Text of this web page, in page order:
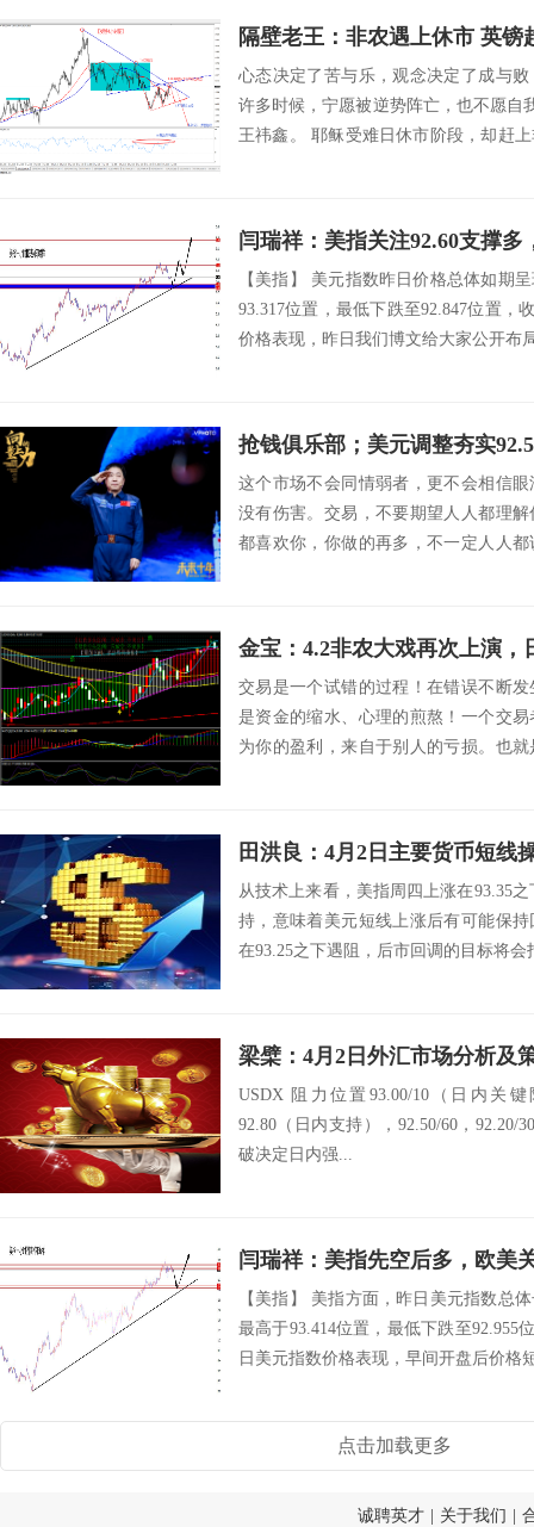
隔壁老王：非农遇上休市 英镑
心态决定了苦与乐，观念决定了成与
许多时候，宁愿被逆势阵亡，也不愿自
王祎鑫。 耶稣受难日休市阶段，却赶
闫瑞祥：美指关注92.60支撑多
【美指】 美元指数昨日价格总体如期
93.317位置，最低下跌至92.847位置，
价格表现，昨日我们博文给大家公开布
抢钱俱乐部；美元调整夯实
这个市场不会同情弱者，更不会相信
没有伤害。交易，不要期望人人都理
都喜欢你，你做的再多，不一定人人
金宝：4.2非农大戏再次上演，
交易是一个试错的过程！在错误不断
是资金的缩水、心理的煎熬！一个交
为你的盈利，来自于别人的亏损。也
田洪良：4月2日主要货币
从技术上来看，美指周四上涨在93.35
持，意味着美元短线上涨后有可能保
在93.25之下遇阻，后市回调的目标将
梁檗：4月2日外汇市场分析及
USDX 阻力位置93.00/10（日内关
92.80（日内支持），92.50/60，92.20/
破决定日内强...
闫瑞祥：美指先空后多，欧美
【美指】 美指方面，昨日美元指数总
最高于93.414位置，最低下跌至92.955
日美元指数价格表现，早间开盘后价格
点击加载更多
诚聘英才 关于我们